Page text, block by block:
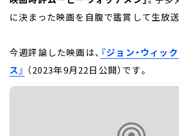
に決まった映画を自腹で鑑賞して生放
今週評論した映画は、 『ジョン・ウィッ
ス』 （2023年9月22日公開）です。